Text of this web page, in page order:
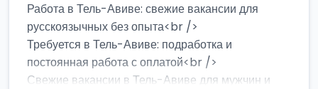
Работа в Тель-Авиве: свежие вакансии для
русскоязычных без опыта<br />
Требуется в Тель-Авиве: подработка и
постоянная работа с оплатой<br />
Свежие вакансии в Тель-Авиве для мужчин и